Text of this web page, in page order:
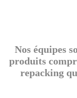
Nos équipes
produits
repacking